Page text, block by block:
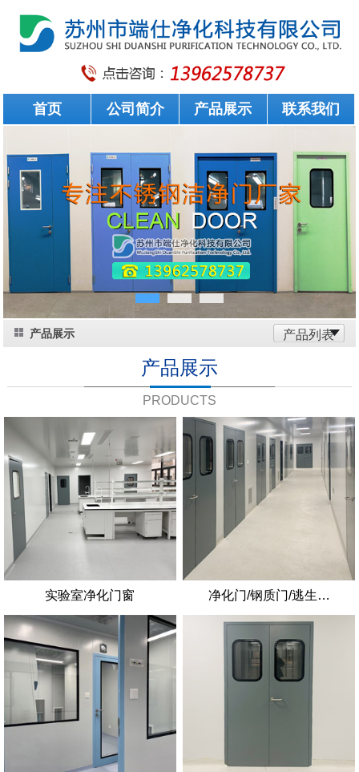
首页 公司简介 产品展示 联系我们
产品展示 产品列表
产品展示
PRODUCTS
实验室净化门窗 净化门/钢质门/逃生…